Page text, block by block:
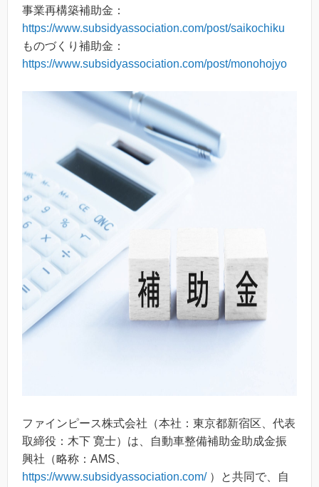
事業再構築補助金：
https://www.subsidyassociation.com/post/saikochiku
ものづくり補助金：
https://www.subsidyassociation.com/post/monohojyo
ファインピース株式会社（本社：東京都新宿区、代表
取締役：木下 寛士）は、自動車整備補助金助成金振
興社（略称：AMS、
https://www.subsidyassociation.com/ ）と共同で、自